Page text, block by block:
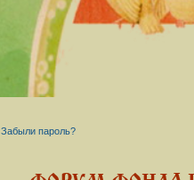
Забыли пароль?